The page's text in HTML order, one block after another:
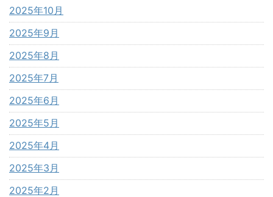
2025年10月
2025年9月
2025年8月
2025年7月
2025年6月
2025年5月
2025年4月
2025年3月
2025年2月